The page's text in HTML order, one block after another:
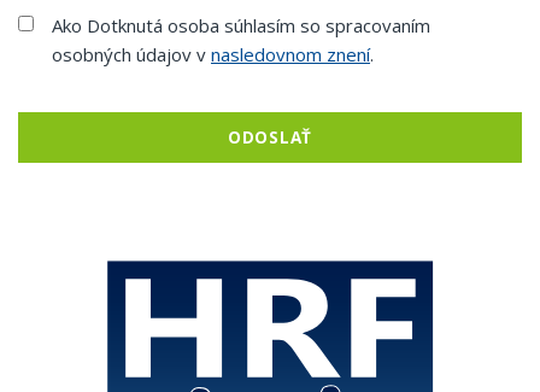
Ako Dotknutá osoba súhlasím so spracovaním
osobných údajov v nasledovnom znení.
ODOSLAŤ